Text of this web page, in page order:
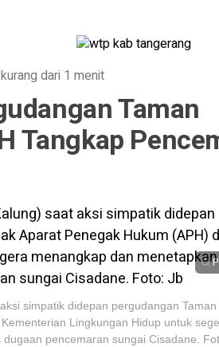
kurang dari 1 menit
Taman
Tangkap
simpatik didepan pergudangan Taman
Lingkungan Hidup untuk
pencemaran sungai Cisadane.